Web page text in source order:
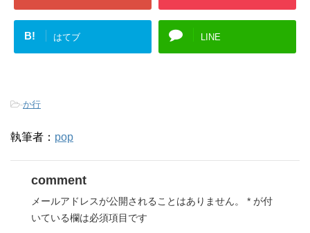
B! はてブ LINE
-か行
執筆者： pop
comment
メールアドレスが公開されることはありません。 * が付
いている欄は必須項目です